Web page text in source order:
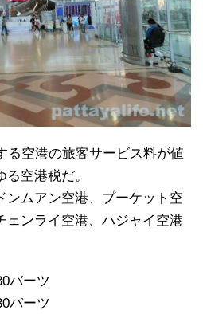
る空港の旅客サービス料が値
空港税だ。
ンムアン空港、プーケット空
ェンライ空港、ハジャイ空港
バーツ
バーツ